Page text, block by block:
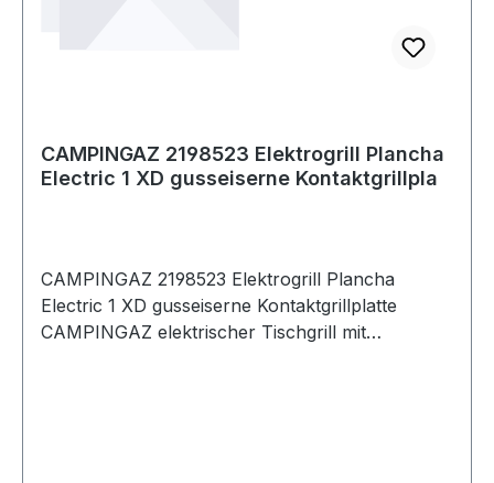
CAMPINGAZ 2198523 Elektrogrill Plancha
Electric 1 XD gusseiserne Kontaktgrillpla
CAMPINGAZ 2198523 Elektrogrill Plancha
Electric 1 XD gusseiserne Kontaktgrillplatte
CAMPINGAZ elektrischer Tischgrill mit